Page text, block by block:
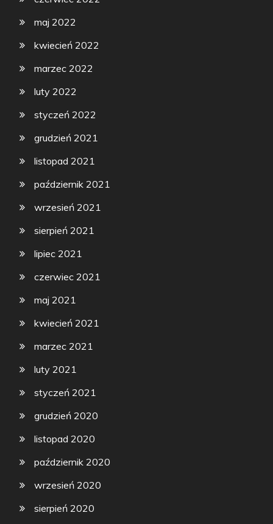
maj 2022
kwiecień 2022
marzec 2022
luty 2022
styczeń 2022
grudzień 2021
listopad 2021
październik 2021
wrzesień 2021
sierpień 2021
lipiec 2021
czerwiec 2021
maj 2021
kwiecień 2021
marzec 2021
luty 2021
styczeń 2021
grudzień 2020
listopad 2020
październik 2020
wrzesień 2020
sierpień 2020